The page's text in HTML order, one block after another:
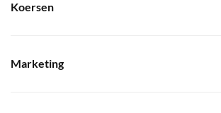
Koersen
Marketing